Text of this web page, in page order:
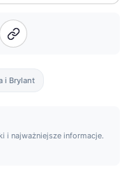
i Brylant
i najważniejsze informacje.